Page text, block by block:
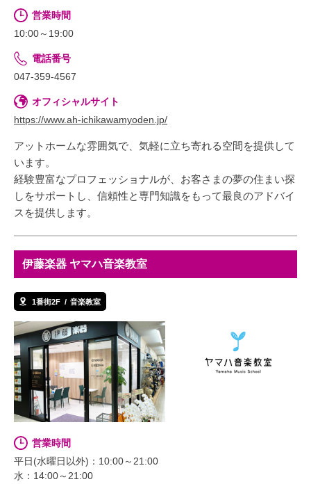
営業時間
10:00～19:00
電話番号
047-359-4567
オフィシャルサイト
https://www.ah-ichikawamyoden.jp/
アットホームな雰囲気で、気軽に立ち寄れる空間を提供して
います。
経験豊富なプロフェッショナルが、お客さまの夢の住まい探
しをサポートし、信頼性と専門知識をもって最良のアドバイ
スを提供します。
伊藤楽器 ヤマハ音楽教室
1番街2F 音楽教室
営業時間
平日(水曜日以外)：10:00～21:00
水：14:00～21:00